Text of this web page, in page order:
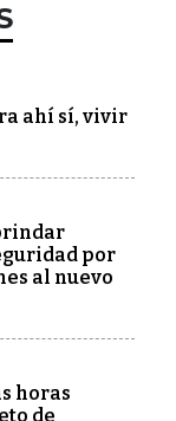
ahí sí, vivir
por
al nuevo
horas
de